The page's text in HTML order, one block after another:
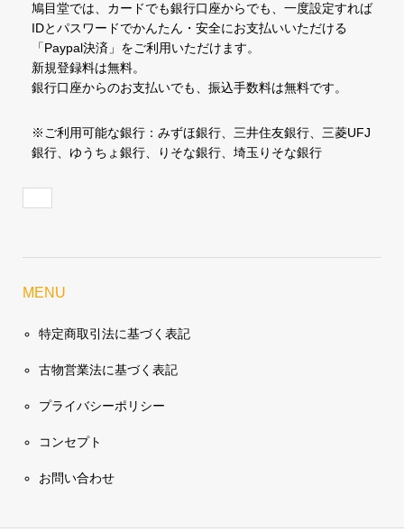
鳩目堂では、カードでも銀行口座からでも、一度設定すれば
IDとパスワードでかんたん・安全にお支払いいただける
「Paypal決済」をご利用いただけます。
新規登録料は無料。
銀行口座からのお支払いでも、振込手数料は無料です。
※ご利用可能な銀行：みずほ銀行、三井住友銀行、三菱UFJ
銀行、ゆうちょ銀行、りそな銀行、埼玉りそな銀行
MENU
特定商取引法に基づく表記
古物営業法に基づく表記
プライバシーポリシー
コンセプト
お問い合わせ